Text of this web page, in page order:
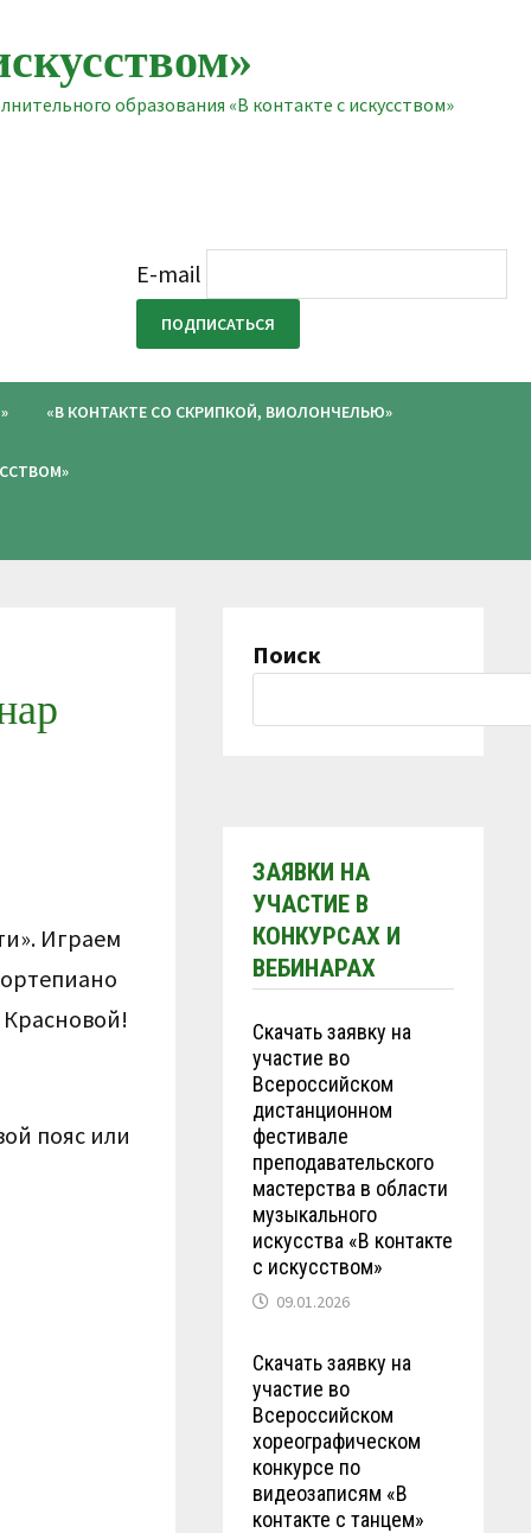
образования «В контакте с искусством»
E-mail
«В КОНТАКТЕ СО СКРИПКОЙ, ВИОЛОНЧЕЛЬЮ»
Играем
пояс или
Поиск
ЗАЯВКИ НА
УЧАСТИЕ В
КОНКУРСАХ И
ВЕБИНАРАХ
Скачать заявку на
участие во
Всероссийском
дистанционном
фестивале
преподавательского
мастерства в области
музыкального
искусства «В контакте
с искусством»
09.01.2026
Скачать заявку на
участие во
Всероссийском
хореографическом
конкурсе по
видеозаписям «В
контакте с танцем»